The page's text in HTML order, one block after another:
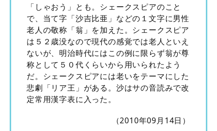
「しゃおう」とも。シェークスピアのこと
で、当て字「沙吉比亜」などの１文字に男性
老人の敬称「翁」を加えた。シェークスピア
は５２歳没なので現代の感覚では老人といえ
ないが、明治時代にはこの例に限らず翁が尊
称として５０代くらいから用いられたよう
だ。シェークスピアには老いをテーマにした
悲劇「リア王」がある。沙はサの音読みで改
定常用漢字表に入った。
（2010年09月14日）